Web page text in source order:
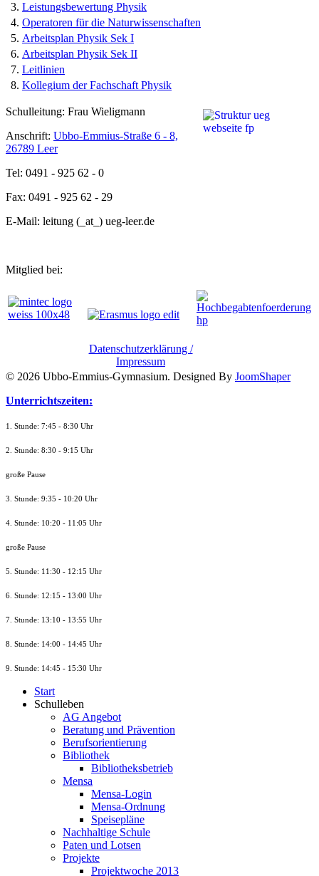
3. Leistungsbewertung Physik
4. Operatoren für die Naturwissenschaften
5. Arbeitsplan Physik Sek I
6. Arbeitsplan Physik Sek II
7. Leitlinien
8. Kollegium der Fachschaft Physik
Schulleitung: Frau Wieligmann
Anschrift: Ubbo-Emmius-Straße 6 - 8,
26789 Leer
Tel: 0491 - 925 62 - 0
Fax: 0491 - 925 62 - 29
E-Mail: leitung (_at_) ueg-leer.de
Mitglied bei:
Datenschutzerklärung /
Impressum
© 2026 Ubbo-Emmius-Gymnasium. Designed By JoomShaper
Unterrichtszeiten:
1. Stunde: 7:45 - 8:30 Uhr
2. Stunde: 8:30 - 9:15 Uhr
große Pause
3. Stunde: 9:35 - 10:20 Uhr
4. Stunde: 10:20 - 11:05 Uhr
große Pause
5. Stunde: 11:30 - 12:15 Uhr
6. Stunde: 12:15 - 13:00 Uhr
7. Stunde: 13:10 - 13:55 Uhr
8. Stunde: 14:00 - 14:45 Uhr
9. Stunde: 14:45 - 15:30 Uhr
Start
Schulleben
AG Angebot
Beratung und Prävention
Berufsorientierung
Bibliothek
Bibliotheksbetrieb
Mensa
Mensa-Login
Mensa-Ordnung
Speisepläne
Nachhaltige Schule
Paten und Lotsen
Projekte
Projektwoche 2013